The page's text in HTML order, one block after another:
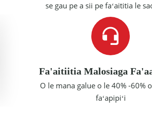
se gau pe a sii pe faʻaititia le
Fa'aitiitia Malosiaga
O le mana galue o le 40% -60%
faʻapipiʻi